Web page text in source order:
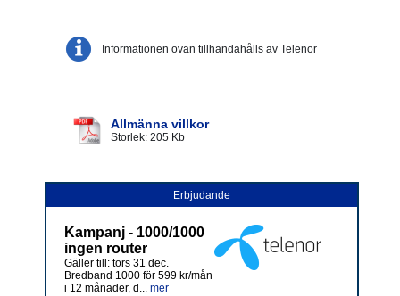
Informationen ovan tillhandahålls av Telenor
Allmänna villkor
Storlek: 205 Kb
Erbjudande
Kampanj - 1000/1000
ingen router
Gäller till: tors 31 dec.
Bredband 1000 för 599 kr/mån
i 12 månader, d... mer